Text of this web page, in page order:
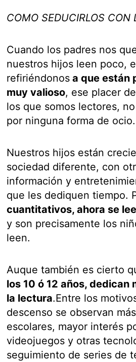
COMO SEDUCIRLOS CON
Cuando los padres nos
nuestros hijos leen poco,
refiriéndonos a que están
muy valioso, ese placer
los que somos lectores,
por ninguna forma de ocio.
Nuestros hijos están
sociedad diferente, con
información y
que les dediquen tiempo.
cuantitativos, ahora se
y son precisamente los
leen.
Auque también es cierto
los 10 ó 12 años, dedican
la lectura.Entre los
descenso se observan
escolares, mayor interés
videojuegos y otras
seguimiento de series de